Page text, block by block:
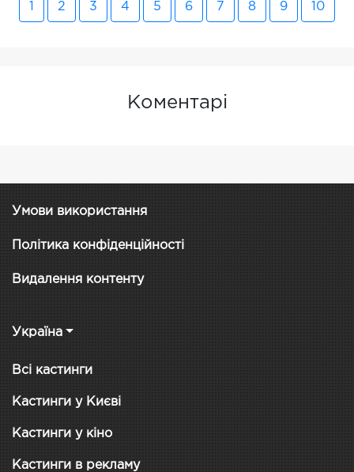
2 3 4 5 6 7 8 9 10
Коментарі
Умови використання
Політика конфіденційності
Видалення контенту
Україна
Всі кастинги
Кастинги у Києві
Кастинги у кіно
Кастинги в рекламу